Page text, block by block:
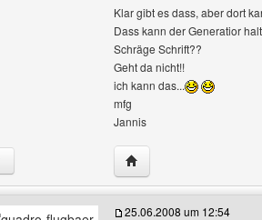
Klar gibt es dass, aber dort
Dass kann der Generatior
Schräge Schrift??
Geht da nicht!!
ich kann das...
mfg
Jannis
Website dieses
25.06.2008 um 12:54